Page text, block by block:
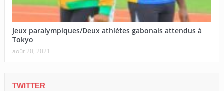
Jeux paralympiques/Deux athlètes gabonais attendus à
Tokyo
août 20, 2021
TWITTER